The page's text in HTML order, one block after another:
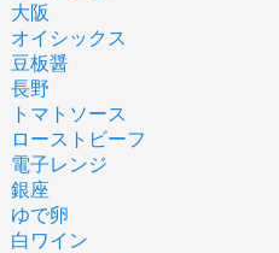
大阪
オイシックス
豆板醤
長野
トマトソース
ローストビーフ
電子レンジ
銀座
ゆで卵
白ワイン